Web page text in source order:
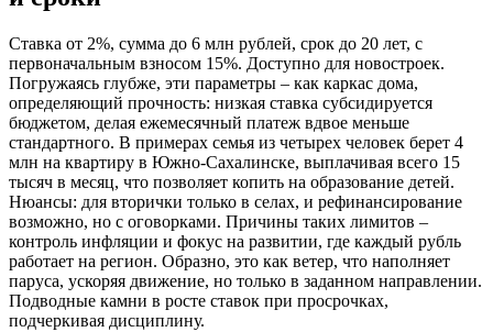
Ставка от 2%, сумма до 6 млн рублей, срок до 20 лет, с
первоначальным взносом 15%. Доступно для новостроек.
Погружаясь глубже, эти параметры – как каркас дома,
определяющий прочность: низкая ставка субсидируется
бюджетом, делая ежемесячный платеж вдвое меньше
стандартного. В примерах семья из четырех человек берет 4
млн на квартиру в Южно-Сахалинске, выплачивая всего 15
тысяч в месяц, что позволяет копить на образование детей.
Нюансы: для вторички только в селах, и рефинансирование
возможно, но с оговорками. Причины таких лимитов –
контроль инфляции и фокус на развитии, где каждый рубль
работает на регион. Образно, это как ветер, что наполняет
паруса, ускоряя движение, но только в заданном направлении.
Подводные камни в росте ставок при просрочках,
подчеркивая дисциплину.